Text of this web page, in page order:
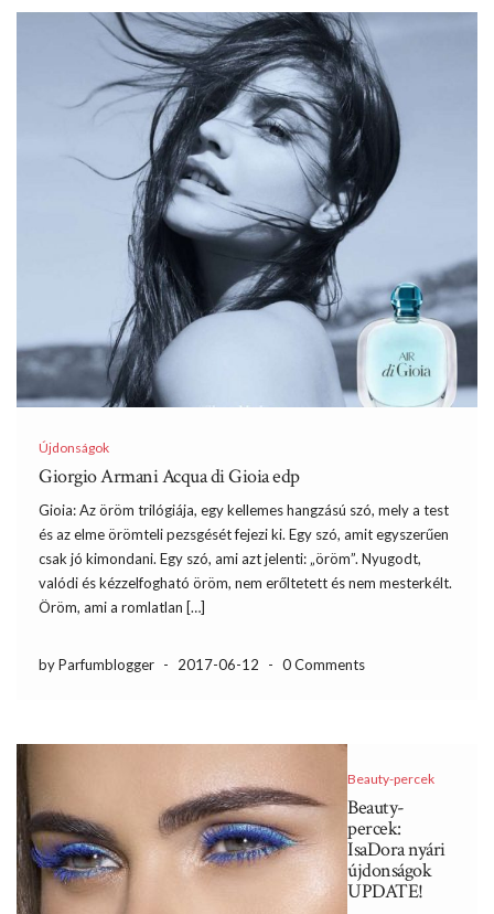
Újdonságok
Giorgio Armani Acqua di Gioia edp
Gioia: Az öröm trilógiája, egy kellemes hangzású szó, mely a test
és az elme örömteli pezsgését fejezi ki. Egy szó, amit egyszerűen
csak jó kimondani. Egy szó, ami azt jelenti: „öröm”. Nyugodt,
valódi és kézzelfogható öröm, nem erőltetett és nem mesterkélt.
Öröm, ami a romlatlan […]
by Parfumblogger - 2017-06-12 - 0 Comments
Beauty-percek
Beauty-
percek:
IsaDora nyári
újdonságok
UPDATE!